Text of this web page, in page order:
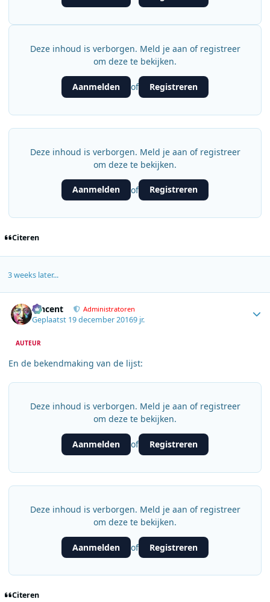
Deze inhoud is verborgen. Meld je aan of registreer
om deze te bekijken.
Aanmelden of Registreren
Deze inhoud is verborgen. Meld je aan of registreer
om deze te bekijken.
Aanmelden of Registreren
Citeren
3 weeks later...
Vincent Administratoren
Geplaatst 19 december 20169 jr.
AUTEUR
En de bekendmaking van de lijst:
Deze inhoud is verborgen. Meld je aan of registreer
om deze te bekijken.
Aanmelden of Registreren
Deze inhoud is verborgen. Meld je aan of registreer
om deze te bekijken.
Aanmelden of Registreren
Citeren